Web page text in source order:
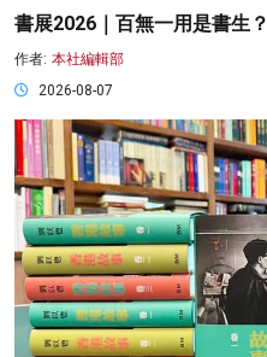
書展2026｜百無一用是書生？
作者: 本社編輯部
2026-08-07